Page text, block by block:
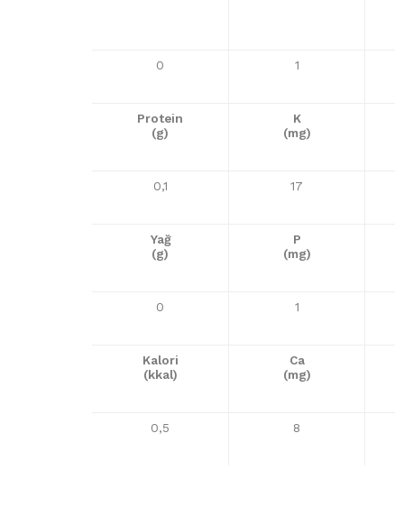
0 1
Protein
(g)
K
(mg)
0,1 17
Yağ
(g)
P
(mg)
0 1
Kalori
(kkal)
Ca
(mg)
0,5 8